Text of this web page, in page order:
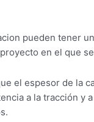
pueden tener
en el que
el espesor de la
a la tracción y